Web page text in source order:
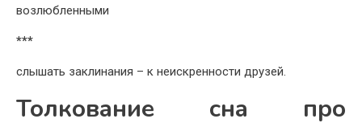
возлюбленными
***
слышать заклинания – к неискренности друзей.
Толкование сна про